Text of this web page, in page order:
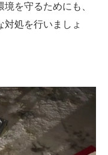
を守るためにも、
対処を行いましょ